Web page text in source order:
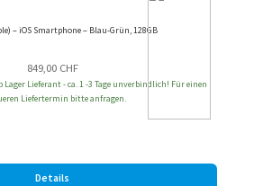
– iOS Smartphone – Blau-Grün, 128GB
849,00 CHF
Lieferant - ca. 1 -3 Tage unverbindlich! Für einen
Liefertermin bitte anfragen.
Details